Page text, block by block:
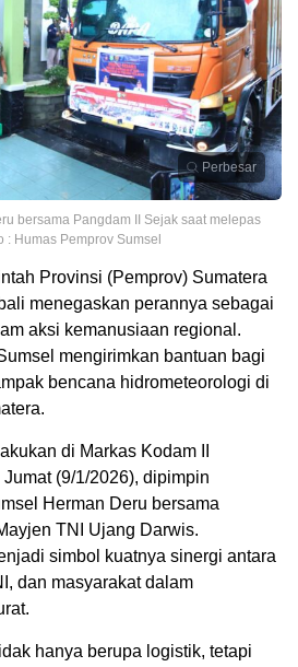
Perbesar
bersama Pangdam II Sejak saat melepas
: Humas Pemprov Sumsel
Provinsi (Pemprov) Sumatera
menegaskan perannya sebagai
aksi kemanusiaan regional.
mengirimkan bantuan bagi
bencana hidrometeorologi di
di Markas Kodam II
(9/1/2026), dipimpin
Herman Deru bersama
TNI Ujang Darwis.
simbol kuatnya sinergi antara
dan masyarakat dalam
hanya berupa logistik, tetapi